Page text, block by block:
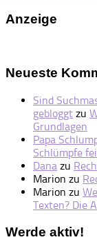
Anzeige
Neueste
Sind
gebloggt zu
Grundlagen
Papa
Schlümpfe
Dana zu
Marion zu
Marion zu
Texten? Die
Werde aktiv!